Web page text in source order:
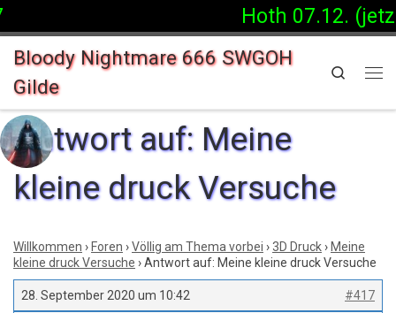
Hoth 07.12.
Bloody Nightmare 666 SWGOH
Gilde
Search
Antwort auf: Meine
kleine druck Versuche
Willkommen › Foren ›Völlig am Thema vorbei ›3D Druck› Meine
kleine druck Versuche ›Antwort auf: Meine kleine druck Versuche
28. September 2020 um 10:42 #417